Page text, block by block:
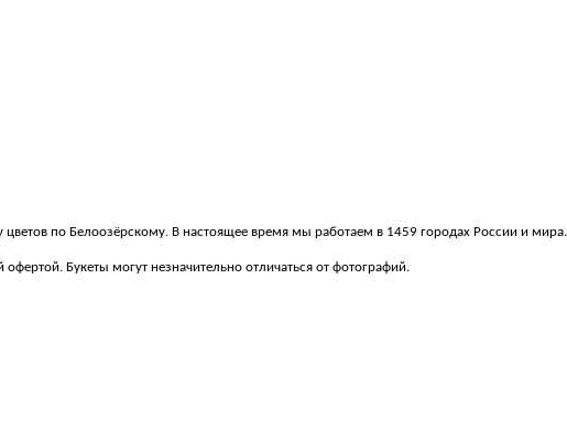
цветов по Белоозёрскому. В настоящее время мы работаем в 1459 городах России и мира.
Букеты могут незначительно отличаться от фотографий.